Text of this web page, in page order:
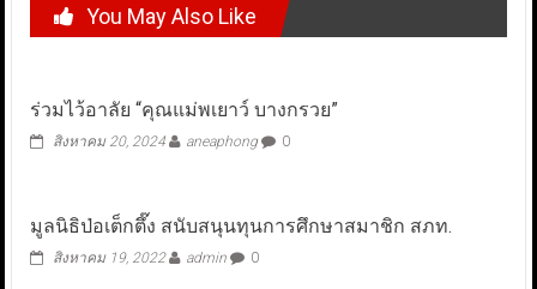
You May Also Like
ร่วมไว้อาลัย “คุณแม่พเยาว์ บางกรวย”
สิงหาคม 20, 2024 aneaphong 0
มูลนิธิป่อเต็กตึ๊ง สนับสนุนทุนการศึกษาสมาชิก สภท.
สิงหาคม 19, 2022 admin 0